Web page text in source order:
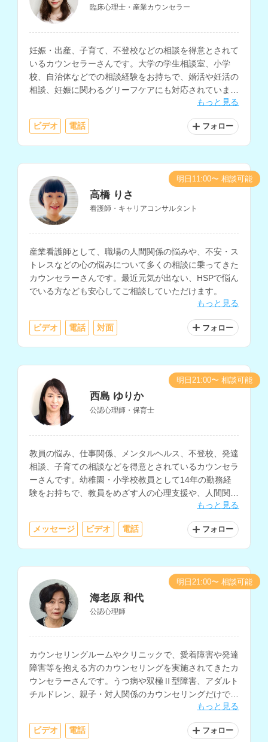
臨床心理士・産業カウンセラー
妊娠・出産、子育て、不登校などの相談を得意とされて
いるカウンセラーさんです。大学の学生相談室、小学
校、自治体などでの相談経験をお持ちで、婚活や妊活の
相談、妊娠に関わるグリーフケアにも対応されていま
もっと見る
ビデオ 電話 フォロー
高橋 りさ
看護師・キャリアコンサルタント
産業看護師として、職場の人間関係の悩みや、不安・ス
トレスなどの心の悩みについて多くの相談に乗ってきた
カウンセラーさんです。最近元気が出ない、HSPで悩ん
でいる方なども安心してご相談していただけます。
もっと見る
ビデオ 電話 対面 フォロー
明日11:00〜 相談可能
西島 ゆりか
公認心理師・保育士
教員の悩み、仕事関係、メンタルヘルス、不登校、発達
相談、子育ての相談などを得意とされているカウンセラ
ーさんです。幼稚園・小学校教員として14年の勤務経
験をお持ちで、教員をめざす人の心理支援や、人間関
係、仕事と家庭の両立などの相談にも対応されていま
もっと見る
メッセージ ビデオ 電話 フォロー
明日21:00〜 相談可能
海老原 和代
公認心理師
カウンセリングルームやクリニックで、愛着障害や発達
障害等を抱える方のカウンセリングを実施されてきたカ
ウンセラーさんです。うつ病や双極Ⅱ型障害、アダルト
チルドレン、親子・対人関係のカウンセリングだけでな
く、小中学校で10年以上の教育相談経験をお持ちで、
不登校や引きこもり、子育ての相談も多く経験されてい
ます。
もっと見る
ビデオ 電話 フォロー
明日21:00〜 相談可能